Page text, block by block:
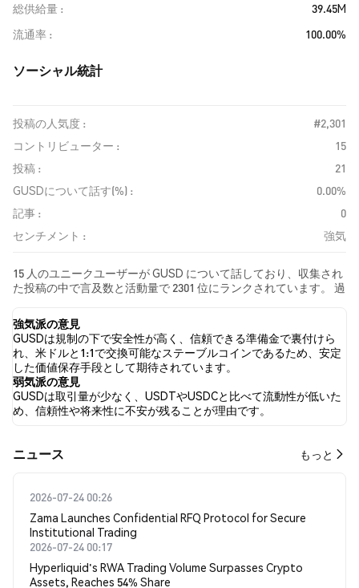
総供給量
39.45M
流通率
100.00%
ソーシャル統計
投稿の人気度 :
#2,301
コントリビューター :
15
投稿 :
21
GUSDについて話す(%) :
0.00%
記事 :
0
センチメント :
強気
15 人のユニークユーザーが GUSD について話しており、収集され
た投稿の中で言及数と活動量で 2301 位にランクされています。 過
情は 強気 でした。 最後に、GUSD に関するニュース記事が 0 件公
開されました。 Twitterでは、38.10% のツイートが強気の感情を
示し、4.76% のツイートが弱気の感情を示しました。 57.14% のツ
イートは GUSD に対して中立的でした。 これらの感情分析は 21
件のツイートに基づいています。
強気派の意見
GUSDは規制の下で安全性が高く、信頼できる準備金で裏付けら
れ、米ドルと1:1で交換可能なステーブルコインであるため、安定
した価値保存手段として期待されています。
弱気派の意見
GUSDは取引量が少なく、USDTやUSDCと比べて流動性が低いた
め、信頼性や将来性に不安が残ることが理由です。
​​ニュース​​ もっと
2026-07-24 00:26
Zama Launches Confidential RFQ Protocol for Secure
Institutional Trading
2026-07-24 00:17
Hyperliquid's RWA Trading Volume Surpasses Crypto
Assets, Reaches 54% Share